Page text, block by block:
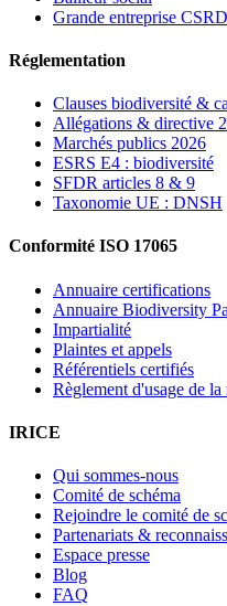
Grande entreprise CSRD
Réglementation
Clauses biodiversité &
Allégations & directive
Marchés publics 2026
ESRS E4 : biodiversité
SFDR articles 8 & 9
Taxonomie UE : DNSH
Conformité ISO 17065
Annuaire certifications
Annuaire Biodiversity
Impartialité
Plaintes et appels
Référentiels certifiés
Règlement d'usage de
IRICE
Qui sommes-nous
Comité de schéma
Rejoindre le comité de
Partenariats &
Espace presse
Blog
FAQ